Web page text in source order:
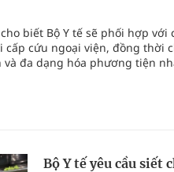
động lực tăng trưởng mới
biết Bộ Y tế sẽ phối hợp với
cứu ngoại viện, đồng thời
đa dạng hóa phương tiện
Bộ Y tế yêu cầu siết